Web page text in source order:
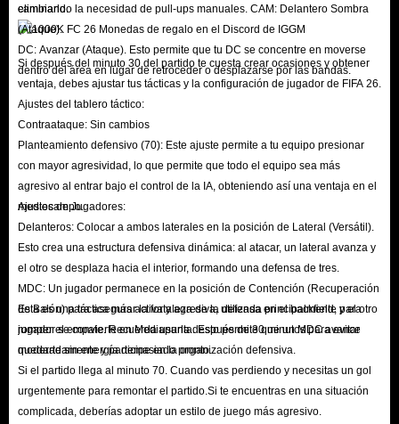
posicionamiento y el movimiento de la IA ahora son más sensibles.
Además, se han añadido al juego nuevos arquetipos inspirados en leyendas
del fútbol. Estos arquetipos se pueden aplicar en clubes y carreras, lo que
permite ajustar y entrenar a los jugadores de diferentes maneras.
En cuanto al enfoque de FC 26: el modo Football Ultimate Team, se ha
mejorado la experiencia de los modos Rivales y Campeones, y también se
han introducido Torneos y Eventos en Vivo.
P: ¿Es FC 26 lo mismo que FIFA 26?
R: Sí. Dado que EA Sports y FIFA no llegaron a un acuerdo sobre las
finalizado. EA Sports creó una nueva marca, EA Sports FC, para continuar
con su popular saga de videojuegos de fútbol FIFA. Si bien la marca FIFA
ya no está presente en el juego y el nombre ha cambiado, la experiencia
principal se mantiene prácticamente sin cambios, y FC 26 seguirá
P: ¿Se puede compartir el juego de FC 26? ¿Cómo funciona?
R: Sí. EA Sports FC 26 se puede compartir en PS4/5, Xbox Series X|S,
eliminando la necesidad de pull-ups manuales. CAM: Delantero Sombra
(Ataque).
DC: Avanzar (Ataque). Esto permite que tu DC se concentre en moverse
dentro del área en lugar de retroceder o desplazarse por las bandas.
cambiarlo.
Si después del minuto 30 del partido te cuesta crear ocasiones y obtener
ventaja, debes ajustar tus tácticas y la configuración de jugador de FIFA 26.
Ajustes del tablero táctico:
Contraataque: Sin cambios
Planteamiento defensivo (70): Este ajuste permite a tu equipo presionar
con mayor agresividad, lo que permite que todo el equipo sea más
agresivo al entrar bajo el control de la IA, obteniendo así una ventaja en el
mediocampo.
Ajustes de Jugadores:
Delanteros: Colocar a ambos laterales en la posición de Lateral (Versátil).
Esto crea una estructura defensiva dinámica: al atacar, un lateral avanza y
el otro se desplaza hacia el interior, formando una defensa de tres.
MDC: Un jugador permanece en la posición de Contención (Recuperación
de Balón) para asegurar la fortaleza de la defensa en el backfield, y el otro
jugador se convierte en Mediapunta. Esto permite que un MDC avance
moderadamente y participe en la organización defensiva.
Esta es una táctica más activa y agresiva, utilizada principalmente para
romper el empate. Recuerda usarla después de 30 minutos para evitar
quedarte sin energía demasiado pronto.
Si el partido llega al minuto 70. Cuando vas perdiendo y necesitas un gol
urgentemente para remontar el partido.Si te encuentras en una situación
complicada, deberías adoptar un estilo de juego más agresivo.